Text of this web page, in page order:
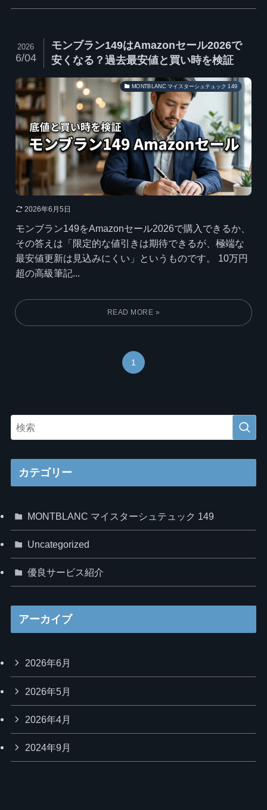
モンブラン149はAmazonセール2026で
安くなる？過去最安値と買い時を検証
2026
6/04
MONTBLANC マイスターシュテュック 149
2026年6月5日
モンブラン149をAmazonセール2026で購入できるか、
その答えは「限定的な値引きは期待できるが、極端な
最安値更新は見込みにくい」というものです。 10万円
超の高級筆記...
1
カテゴリー
MONTBLANC マイスターシュテュック 149
Uncategorized
優良サービス紹介
アーカイブ
2026年6月
2026年5月
2026年4月
2024年9月